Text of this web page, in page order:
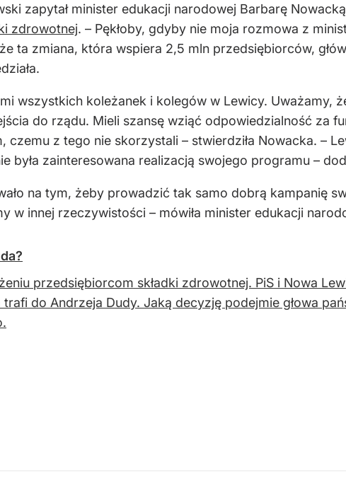
zapytał minister edukacji narodowej Barbarę
zdrowotnej. – Pękłoby, gdyby nie moja rozmowa z
ta zmiana, która wspiera 2,5 mln przedsiębiorców,
wszystkich koleżanek i kolegów w Lewicy. Uważamy,
do rządu. Mieli szansę wziąć odpowiedzialność za
z tego nie skorzystali – stwierdziła Nowacka. –
była zainteresowana realizacją swojego programu –
na tym, żeby prowadzić tak samo dobrą kampanię
w innej rzeczywistości – mówiła minister edukacji
przedsiębiorcom składki zdrowotnej. PiS i Nowa
do Andrzeja Dudy. Jaką decyzję podejmie głowa